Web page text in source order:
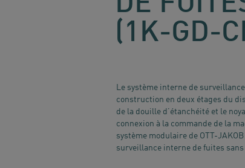
(1K-GD-
Le système interne de
construction en deux étages du
de la douille d’étanchéité et le
connexion à la commande de la
système modulaire de OTT-
surveillance interne de fuites